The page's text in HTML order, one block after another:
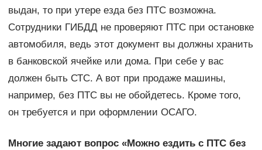
выдан, то при утере езда без ПТС возможна.
Сотрудники ГИБДД не проверяют ПТС при остановке
автомобиля, ведь этот документ вы должны хранить
в банковской ячейке или дома. При себе у вас
должен быть СТС. А вот при продаже машины,
например, без ПТС вы не обойдетесь. Кроме того,
он требуется и при оформлении ОСАГО.
Многие задают вопрос «Можно ездить с ПТС без